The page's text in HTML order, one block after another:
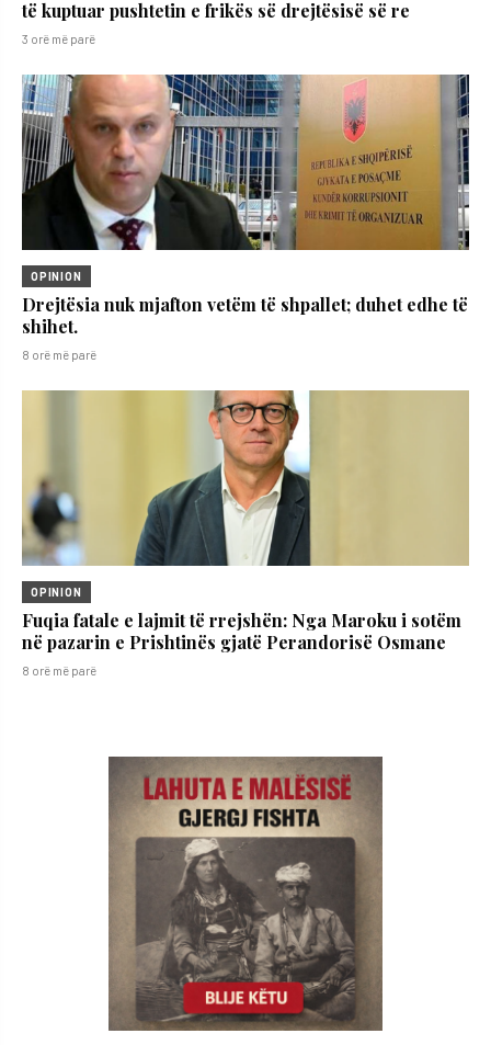
të kuptuar pushtetin e frikës së drejtësisë së re
3 orë më parë
OPINION
Drejtësia nuk mjafton vetëm të shpallet; duhet edhe të
shihet.
8 orë më parë
OPINION
Fuqia fatale e lajmit të rrejshën: Nga Maroku i sotëm
në pazarin e Prishtinës gjatë Perandorisë Osmane
8 orë më parë